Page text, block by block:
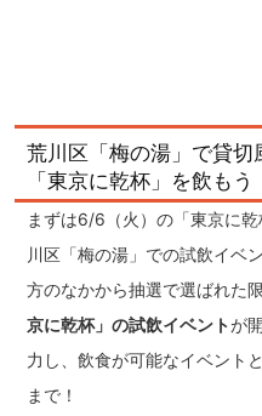
荒川区「梅の湯」で貸切
「東京に乾杯」を飲もう
まずは6/6（火）の「東京に
川区「梅の湯」での試飲イベン
方のなかから抽選で選ばれた
京に乾杯」の試飲イベントが
力し、飲食が可能なイベント
まで！